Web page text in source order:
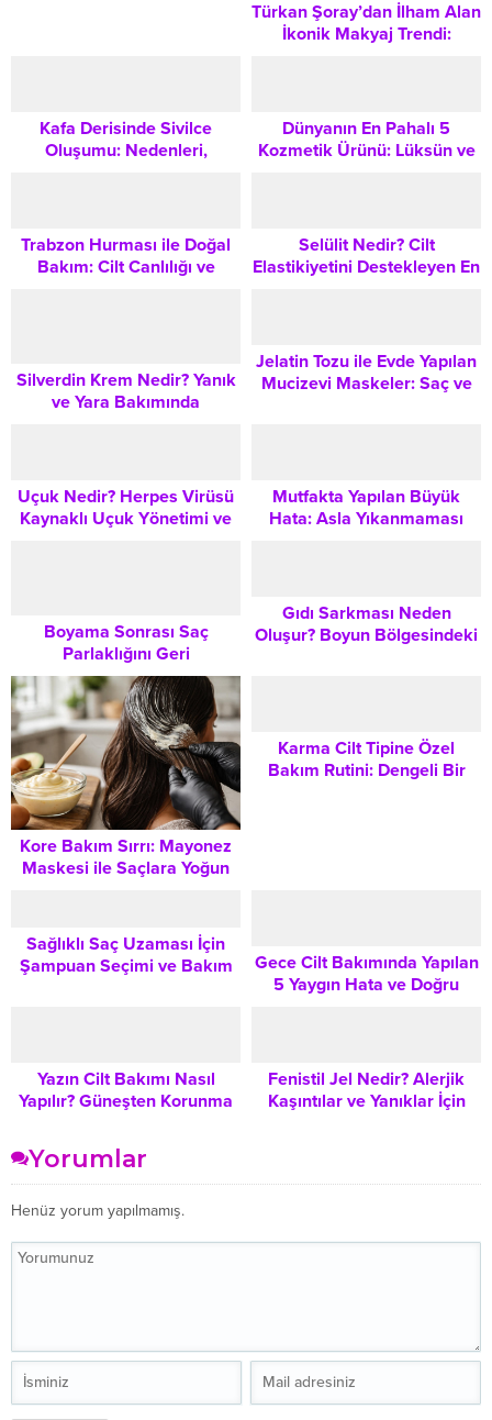
Türkan Şoray’dan İlham Alan
İkonik Makyaj Trendi:
Kafa Derisinde Sivilce
Oluşumu: Nedenleri,
Dünyanın En Pahalı 5
Kozmetik Ürünü: Lüksün ve
Trabzon Hurması ile Doğal
Bakım: Cilt Canlılığı ve
Selülit Nedir? Cilt
Elastikiyetini Destekleyen En
Silverdin Krem Nedir? Yanık
ve Yara Bakımında
Jelatin Tozu ile Evde Yapılan
Mucizevi Maskeler: Saç ve
Uçuk Nedir? Herpes Virüsü
Kaynaklı Uçuk Yönetimi ve
Mutfakta Yapılan Büyük
Hata: Asla Yıkanmaması
Boyama Sonrası Saç
Parlaklığını Geri
Kazanmanın Anahtarı:
Kusursuz Bir Saç Cilası
Rehberi
Gıdı Sarkması Neden
Oluşur? Boyun Bölgesindeki
Kore Bakım Sırrı: Mayonez
Maskesi ile Saçlara Yoğun
Karma Cilt Tipine Özel
Bakım Rutini: Dengeli Bir
Sağlıklı Saç Uzaması İçin
Şampuan Seçimi ve Bakım
Gece Cilt Bakımında Yapılan
5 Yaygın Hata ve Doğru
Yazın Cilt Bakımı Nasıl
Yapılır? Güneşten Korunma
Başucu Rehberi
Fenistil Jel Nedir? Alerjik
Kaşıntılar ve Yanıklar İçin
Yorumlar
Henüz yorum yapılmamış.